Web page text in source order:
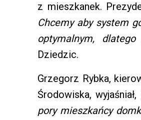
z mieszkanek.
Chcemy aby system
optymalnym,
Dziedzic.
Grzegorz Rybka,
Środowiska,
pory mieszkańcy